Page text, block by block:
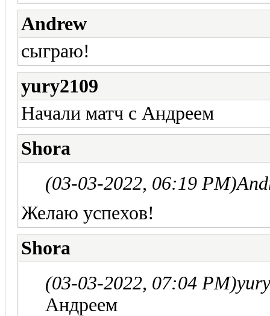
Andrew
сыграю!
yury2109
Начали матч с Андреем
Shora
(03-03-2022, 06:19 PM)
Желаю успехов!
Shora
(03-03-2022, 07:04 PM)
Андреем